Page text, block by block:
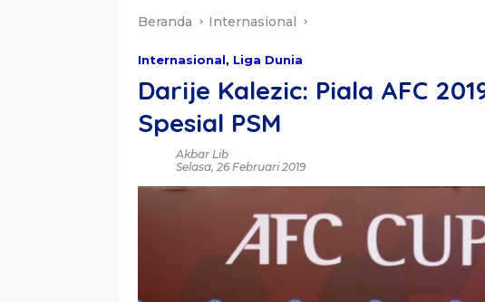
Beranda Internasional
Internasional, Liga Dunia
Darije Kalezic: Piala AFC
Spesial PSM
Akbar Lib
Selasa, 26 Februari 2019